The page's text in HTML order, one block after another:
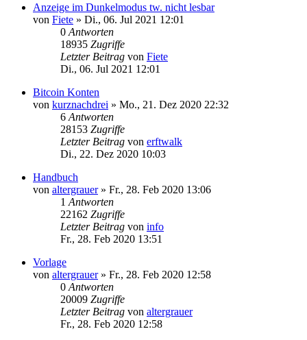
Anzeige im Dunkelmodus tw. nicht lesbar
von Fiete » Di., 06. Jul 2021 12:01
0 Antworten
18935 Zugriffe
Letzter Beitrag von Fiete
Di., 06. Jul 2021 12:01
Bitcoin Konten
von kurznachdrei » Mo., 21. Dez 2020 22:32
6 Antworten
28153 Zugriffe
Letzter Beitrag von erftwalk
Di., 22. Dez 2020 10:03
Handbuch
von altergrauer» Fr., 28. Feb 2020 13:06
1 Antworten
22162 Zugriffe
Letzter Beitrag von info
Fr., 28. Feb 2020 13:51
Vorlage
von altergrauer» Fr., 28. Feb 2020 12:58
0 Antworten
20009 Zugriffe
Letzter Beitrag von altergrauer
Fr., 28. Feb 2020 12:58